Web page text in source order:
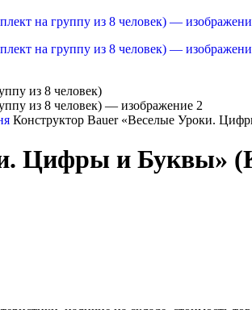
Конструктор Bauer «Веселые Уроки.
Цифры и Буквы»